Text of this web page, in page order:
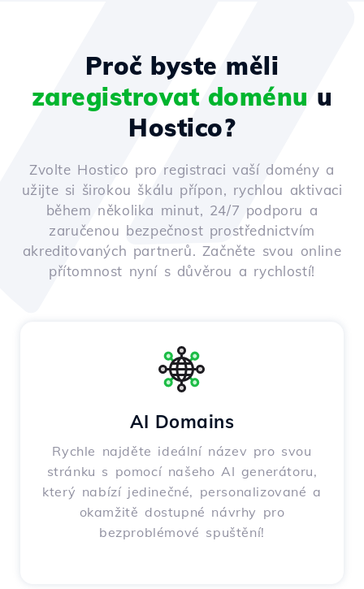
Proč byste měli
zaregistrovat doménu u
Hostico?
Zvolte Hostico pro registraci vaší domény a
užijte si širokou škálu přípon, rychlou aktivaci
během několika minut, 24/7 podporu a
zaručenou bezpečnost prostřednictvím
akreditovaných partnerů. Začněte svou online
přítomnost nyní s důvěrou a rychlostí!
AI Domains
Rychle najděte ideální název pro svou
stránku s pomocí našeho AI generátoru,
který nabízí jedinečné, personalizované a
okamžitě dostupné návrhy pro
bezproblémové spuštění!